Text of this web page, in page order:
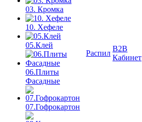
03. Кромка
10. Хефеле
05.Клей
06.Плиты
Фасадные
07.Гофрокартон
Распил
B2B
Кабинет